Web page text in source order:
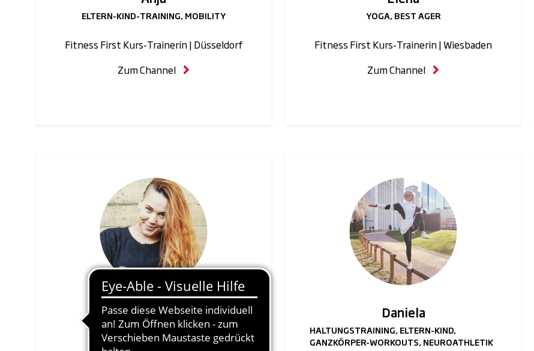
Zum Channel
ELTERN-KIND-TRAINING, MOBILITY
Fitness First Kurs-Trainerin | Düsseldorf
Zum Channel
YOGA, BEST AGER
Fitness First Kurs-Trainerin | Wiesbaden
Pia
FASZIEN
Daniela
HALTUNGSTRAINING, ELTERN-KIND,
GANZKÖRPER-WORKOUTS, NEUROATHLETIK